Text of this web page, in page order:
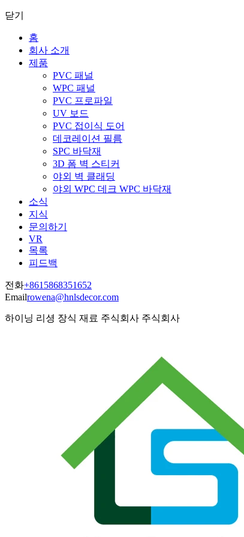
닫기
홈
회사 소개
제품
PVC 패널
WPC 패널
PVC 프로파일
UV 보드
PVC 접이식 도어
데코레이션 필름
SPC 바닥재
3D 폼 벽 스티커
야외 벽 클래딩
야외 WPC 데크 WPC 바닥재
소식
지식
문의하기
VR
목록
피드백
전화+8615868351652
Emailrowena@hnlsdecor.com
하이닝 리셩 장식 재료 주식회사 주식회사